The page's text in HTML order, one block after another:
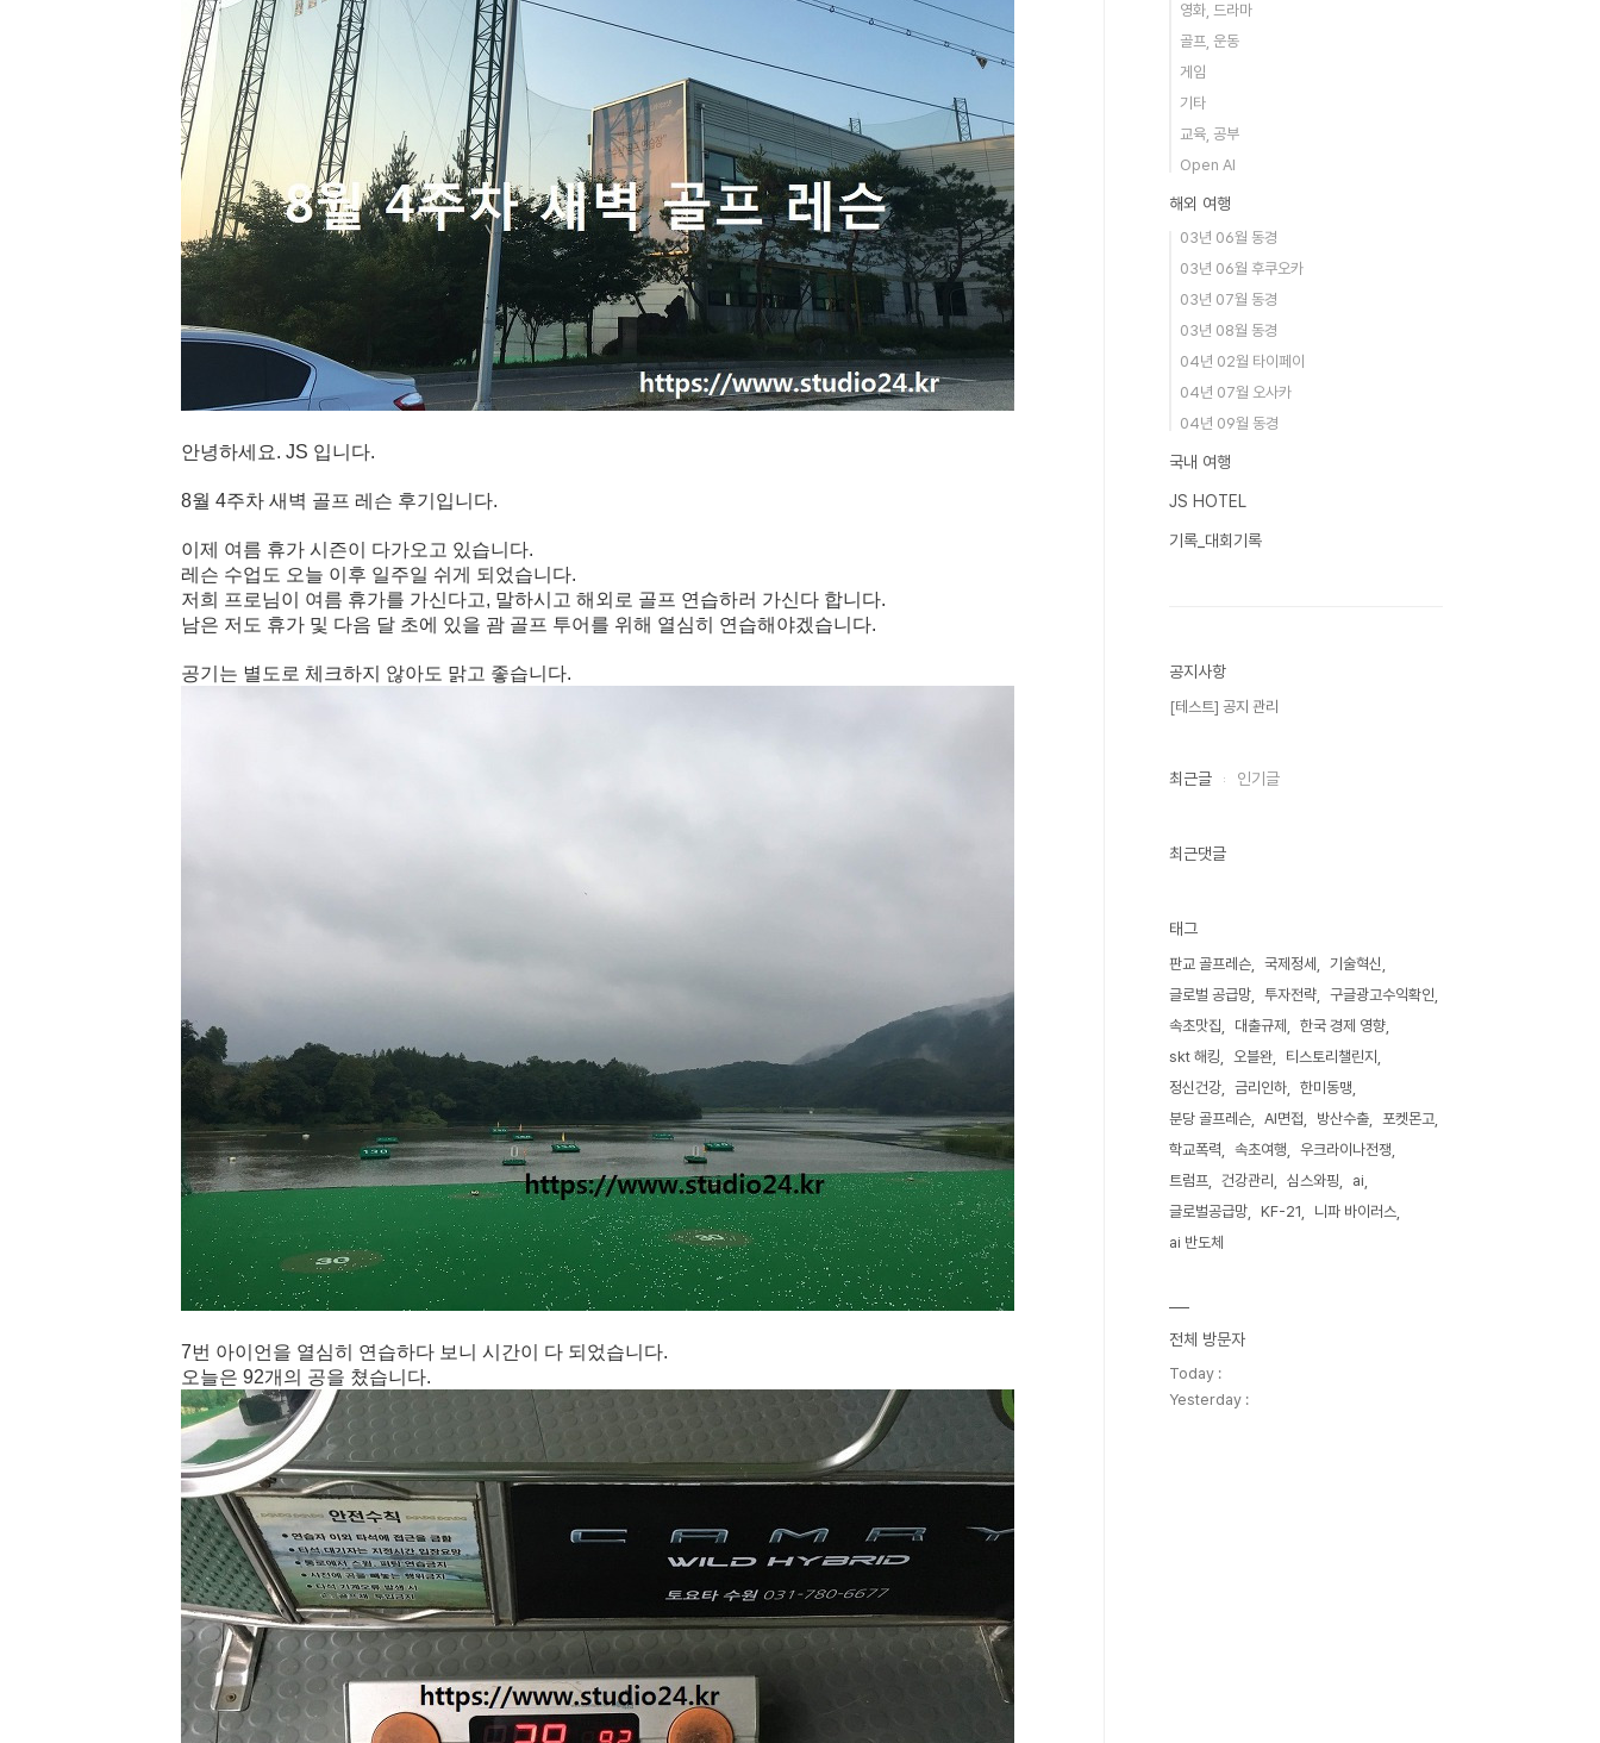
안녕하세요. JS 입니다.
8월 4주차 새벽 골프 레슨 후기입니다.
이제 여름 휴가 시즌이 다가오고 있습니다.
레슨 수업도 오늘 이후 일주일 쉬게 되었습니다.
저희 프로님이 여름 휴가를 가신다고, 말하시고 해외로 골프 연습하러 가신다 합니다.
남은 저도 휴가 및 다음 달 초에 있을 괌 골프 투어를 위해 열심히 연습해야겠습니다.
공기는 별도로 체크하지 않아도 맑고 좋습니다.
7번 아이언을 열심히 연습하다 보니 시간이 다 되었습니다.
오늘은 92개의 공을 쳤습니다.
영화, 드라마
골프, 운동
게임
기타
교육, 공부
Open AI
해외 여행
03년 06월 동경
03년 06월 후쿠오카
03년 07월 동경
03년 08월 동경
04년 02월 타이페이
04년 07월 오사카
04년 09월 동경
국내 여행
JS HOTEL
기록_대회기록
공지사항
[테스트] 공지 관리
최근글 인기글
최근댓글
태그
판교 골프레슨 국제정세
기술혁신
글로벌 공급망
투자전략
구글광고수익확인
속초맛집
대출규제
한국 경제 영향
skt 해킹
오블완
티스토리챌린지
정신건강
금리인하
한미동맹
분당 골프레슨
AI면접 방산수출
포켓몬고
학교폭력
속초여행
우크라이나전쟁
트럼프
건강관리 심스와핑
ai
글로벌공급망
KF-21
니파 바이러스
ai 반도체
전체 방문자
Today :
Yesterday :